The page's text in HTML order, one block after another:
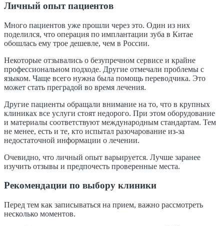
Личный опыт пациентов
Много пациентов уже прошли через это. Один из них
поделился, что операция по имплантации зуба в Китае
обошлась ему трое дешевле, чем в России.
Некоторые отзывались о безупречном сервисе и крайне
профессиональном подходе. Другие отмечали проблемы с
языком. Чаще всего нужна была помощь переводчика. Это
может стать преградой во время лечения.
Другие пациенты обращали внимание на то, что в крупных
клиниках все услуги стоят недорого. При этом оборудование
и материалы соответствуют международным стандартам. Тем
не менее, есть и те, кто испытал разочарование из-за
недостаточной информации о лечении.
Очевидно, что личный опыт варьируется. Лучше заранее
изучить отзывы и предпочесть проверенные места.
Рекомендации по выбору клиники
Перед тем как записываться на прием, важно рассмотреть
несколько моментов.